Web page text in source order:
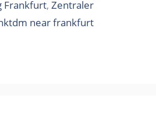
Frankfurt, Zentraler
near frankfurt